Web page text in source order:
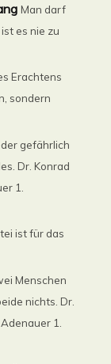
Man darf
es nie zu
Erachtens
sondern
gefährlich
Dr. Konrad
1.
ist für das
Menschen
nichts. Dr.
1.